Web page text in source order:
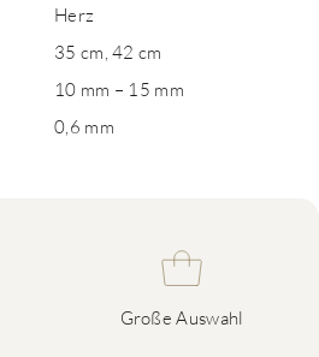
Herz
35 cm, 42 cm
10 mm – 15 mm
0,6 mm
Große Auswahl